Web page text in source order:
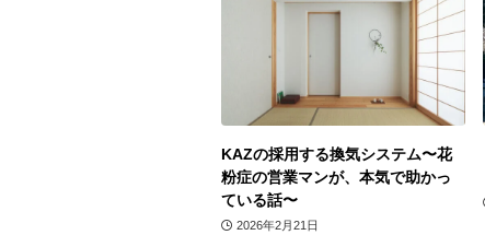
KAZの採用する換気システム〜花
粉症の営業マンが、本気で助かっ
ている話〜
2026年2月21日